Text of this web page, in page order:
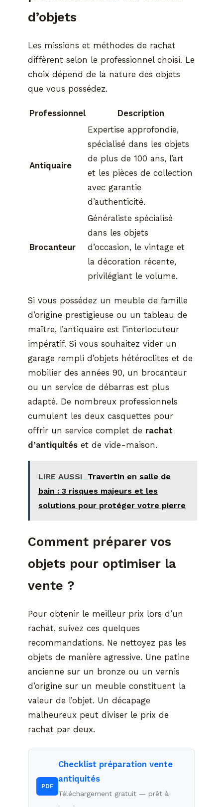
d’objets
Les missions et méthodes de rachat
diffèrent selon le professionnel choisi. Le
choix dépend de la nature des objets
que vous possédez.
Professionnel Description
Antiquaire
Expertise approfondie,
spécialisé dans les objets
de plus de 100 ans, l’art
et les pièces de collection
avec garantie
d’authenticité.
Brocanteur
Généraliste spécialisé
dans les objets
d’occasion, le vintage et
la décoration récente,
privilégiant le volume.
Si vous possédez un meuble de famille
d’origine prestigieuse ou un tableau de
maître, l’antiquaire est l’interlocuteur
impératif. Si vous souhaitez vider un
garage rempli d’objets hétéroclites et de
mobilier des années 90, un brocanteur
ou un service de débarras est plus
adapté. De nombreux professionnels
cumulent les deux casquettes pour
offrir un service complet de rachat
d’antiquités et de vide-maison.
LIRE AUSSI
Travertin en salle de
bain : 3 risques majeurs et les
solutions pour protéger votre pierre
Comment préparer vos
objets pour optimiser la
vente ?
Pour obtenir le meilleur prix lors d’un
rachat, suivez ces quelques
recommandations. Ne nettoyez pas les
objets de manière agressive. Une patine
ancienne sur un bronze ou un vernis
d’origine sur un meuble constituent la
valeur de l’objet. Un décapage
malheureux peut diviser le prix de
rachat par deux.
PDF
Checklist préparation vente
antiquités
Téléchargement gratuit — prêt à